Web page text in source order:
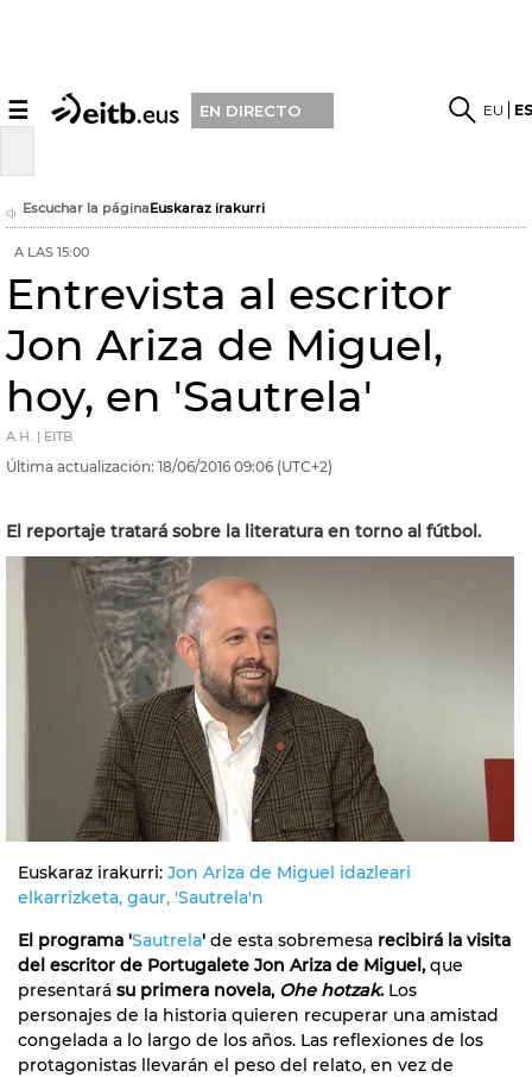
☰ EN DIRECTO EU
Escuchar la páginaEuskaraz irakurri
A LAS 15:00
Entrevista al escritor
Jon Ariza de Miguel,
hoy, en 'Sautrela'
A.H. | EITB
Última actualización: 18/06/2016 09:06 (UTC+2)
El reportaje tratará sobre la literatura en torno al fútbol.
Euskaraz irakurri: Jon Ariza de Miguel idazleari
elkarrizketa, gaur, 'Sautrela'n
El programa 'Sautrela' de esta sobremesa recibirá la visita
del escritor de Portugalete Jon Ariza de Miguel, que
presentará su primera novela, Ohe hotzak. Los
personajes de la historia quieren recuperar una amistad
congelada a lo largo de los años. Las reflexiones de los
protagonistas llevarán el peso del relato, en vez de